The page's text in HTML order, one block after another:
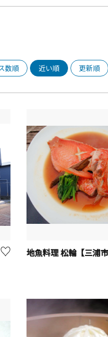
数順 近い順 更新順
地魚料理 松輪【三浦市